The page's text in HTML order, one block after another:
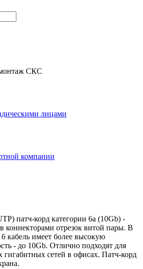
монтаж СКС
лицами
компании
патч-корд категории 6a (10Gb) -
коннекторами отрезок витой пары. В
кабель имеет более высокую
- до 10Gb. Отлично подходят для
гигабитных сетей в офисах. Патч-корд